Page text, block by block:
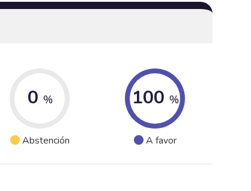
0 %
Abstención
100 %
A favor